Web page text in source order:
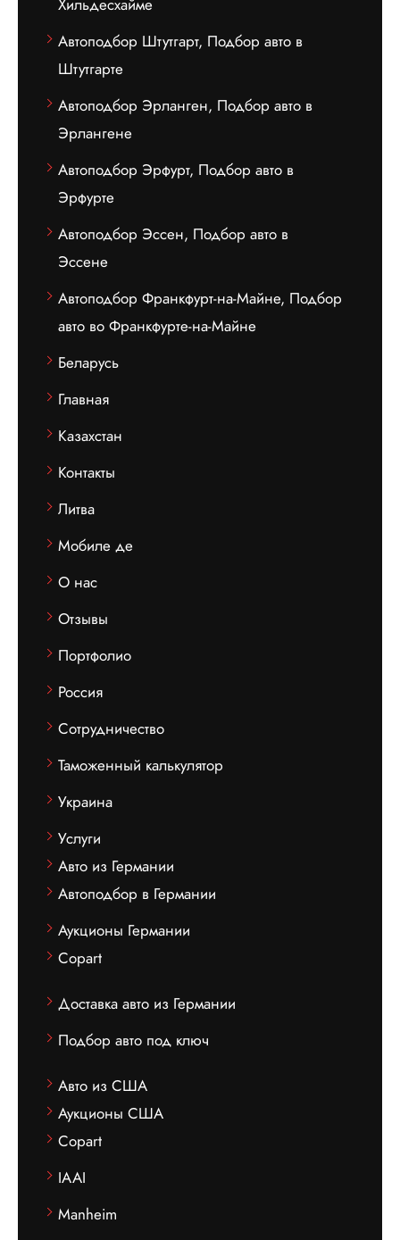
Хильдесхайме
Автоподбор Штутгарт, Подбор авто в
Штутгарте
Автоподбор Эрланген, Подбор авто в
Эрлангене
Автоподбор Эрфурт, Подбор авто в
Эрфурте
Автоподбор Эссен, Подбор авто в
Эссене
Автоподбор Франкфурт-на-Майне, Подбор
авто во Франкфурте-на-Майне
Беларусь
Главная
Казахстан
Контакты
Литва
Мобиле де
О нас
Отзывы
Портфолио
Россия
Сотрудничество
Таможенный калькулятор
Украина
Услуги
Авто из Германии
Автоподбор в Германии
Аукционы Германии
Copart
Доставка авто из Германии
Подбор авто под ключ
Авто из США
Аукционы США
Copart
IAAI
Manheim